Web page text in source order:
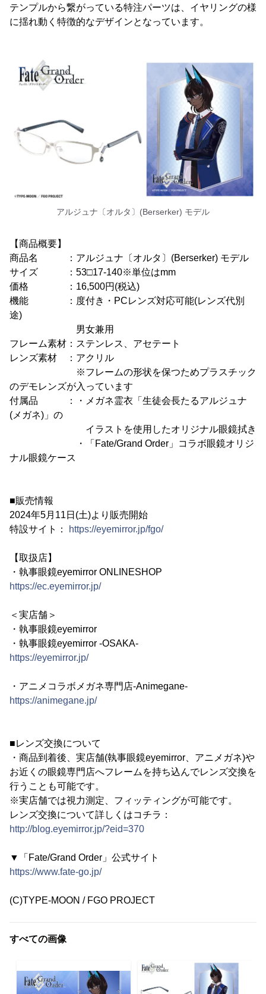
テンプルから繋がっている特注パーツは、イヤリングの様
に揺れ動く特徴的なデザインとなっています。
アルジュナ〔オルタ〕(Berserker) モデル
【商品概要】
商品名 ：アルジュナ〔オルタ〕(Berserker) モデル
サイズ ：53□17-140※単位はmm
価格 ：16,500円(税込)
機能 ：度付き・PCレンズ対応可能(レンズ代別
途)
男女兼用
フレーム素材：ステンレス、アセテート
レンズ素材 ：アクリル
※フレームの形状を保つためプラスチック
のデモレンズが入っています
付属品 ：・メガネ霊衣「生徒会長たるアルジュナ
(メガネ)」の
イラストを使用したオリジナル眼鏡拭き
・「Fate/Grand Order」コラボ眼鏡オリジ
ナル眼鏡ケース
■販売情報
2024年5月11日(土)より販売開始
特設サイト：
https://eyemirror.jp/fgo/
【取扱店】
・執事眼鏡eyemirror ONLINESHOP
https://ec.eyemirror.jp/
＜実店舗＞
・執事眼鏡eyemirror
・執事眼鏡eyemirror -OSAKA-
https://eyemirror.jp/
・アニメコラボメガネ専門店-Animegane-
https://animegane.jp/
■レンズ交換について
・商品到着後、実店舗(執事眼鏡eyemirror、アニメガネ)や
お近くの眼鏡専門店へフレームを持ち込んでレンズ交換を
行うことも可能です。
※実店舗では視力測定、フィッティングが可能です。
レンズ交換について詳しくはコチラ：
http://blog.eyemirror.jp/?eid=370
▼「Fate/Grand Order」公式サイト
https://www.fate-go.jp/
(C)TYPE-MOON / FGO PROJECT
すべての画像